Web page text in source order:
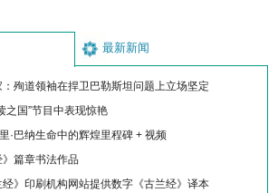
最新新闻
殉道领袖在捍卫巴勒斯坦问题上立场坚定
之国”节目中表现惊艳
·巴纳生命中的辉煌里程碑 + 视频
篇章书法作品
》印刷机构网站提供数字《古兰经》译本